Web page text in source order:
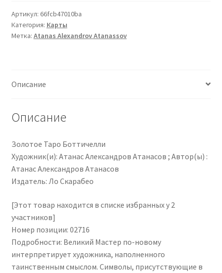
кондиционеров по оптовым ценам, ниже рыночных
Продажа кондиционеров
Средства для дезинфекции кондиционеров
Средства для чистки кондиционеров
Услуги альпинистов при установке и обслуживании
кондиционеров
Чистка кондиционеров
Tarot
Артикул: 66fcb47010ba
Категория: Карты
Метка: Atanas Alexandrov Atanassov
Описание
Описание
Золотое Таро Боттичелли
Художник(и): Атанас Александров Атанасов ; Автор(ы) :
Атанас Александров Атанасов
Издатель: Ло Скарабео
[Этот товар находится в списке избранных у 2
участников]
Номер позиции: 02716
Подробности: Великий Мастер по-новому
интерпретирует художника, наполненного
таинственным смыслом. Символы, присутствующие в